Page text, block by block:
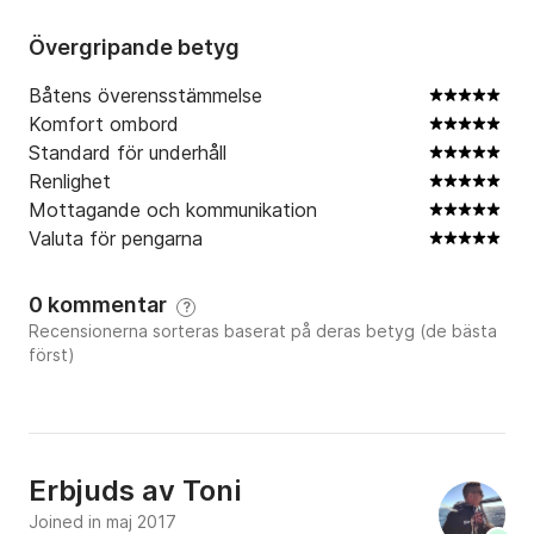
- Bränsle ingår inte i båthyrespriset
Jag hoppas att du kommer att njuta av vår båt lika
mycket som vi gör! För bästa erbjudande och annat
kontakta oss via Click&Boat.
Övergripande betyg
Båtens överensstämmelse
Komfort ombord
Standard för underhåll
Renlighet
Mottagande och kommunikation
Valuta för pengarna
0 kommentar ?
Recensionerna sorteras baserat på deras betyg (de bästa
först)
Erbjuds av Toni
Joined in maj 2017